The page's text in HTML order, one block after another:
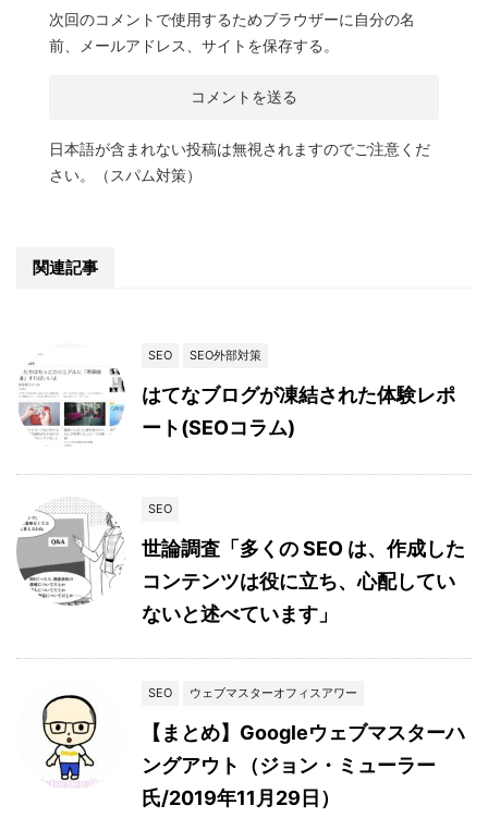
次回のコメントで使用するためブラウザーに自分の名
前、メールアドレス、サイトを保存する。
日本語が含まれない投稿は無視されますのでご注意くだ
さい。（スパム対策）
関連記事
SEO SEO外部対策
はてなブログが凍結された体験レポ
ート(SEOコラム)
SEO
世論調査「多くの SEO は、作成した
コンテンツは役に立ち、心配してい
ないと述べています」
SEO ウェブマスターオフィスアワー
【まとめ】Googleウェブマスターハ
ングアウト（ジョン・ミューラー
氏/2019年11月29日）